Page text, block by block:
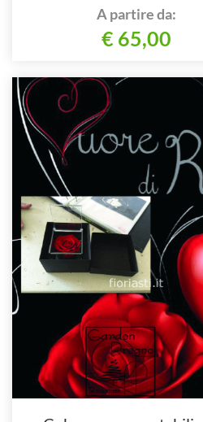
A partire da:
€ 65,00